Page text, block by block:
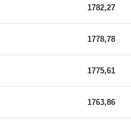
1782,27
1778,78
1775,61
1763,86